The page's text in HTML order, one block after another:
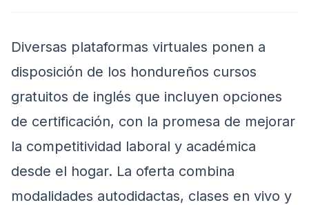
Diversas plataformas virtuales ponen a
disposición de los hondureños cursos
gratuitos de inglés que incluyen opciones
de certificación, con la promesa de mejorar
la competitividad laboral y académica
desde el hogar. La oferta combina
modalidades autodidactas, clases en vivo y